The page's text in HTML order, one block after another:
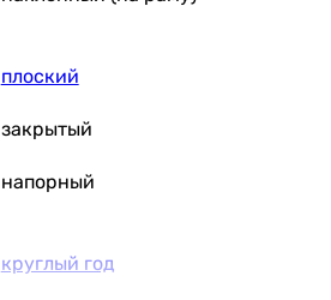
плоский
закрытый
напорный
круглый год